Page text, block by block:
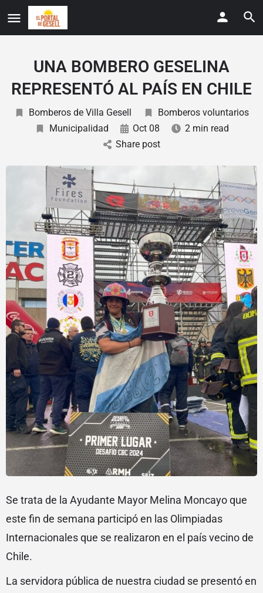
UNA BOMBERO GESELINA
REPRESENTÓ AL PAÍS EN CHILE
Bomberos de Villa Gesell
Bomberos voluntarios
Municipalidad
Oct 08
2 min read
Share post
Se trata de la Ayudante Mayor Melina Moncayo que
este fin de semana participó en las Olimpiadas
Internacionales que se realizaron en el país vecino de
Chile.
La servidora pública de nuestra ciudad se presentó en